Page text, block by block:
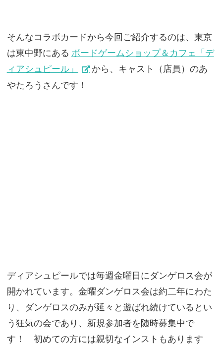
そんなコラボカードから今回ご紹介するのは、東京
は東中野にある ボードゲームショップ＆カフェ「デ
ィアシュピール」
から、キャスト（店員）のあ
やたろうさんです！
ディアシュピールでは毎週金曜日にダンゲロス会が
開かれています。金曜ダンゲロス会は約二年にわた
り、ダンゲロスのみが延々と遊ばれ続けているとい
う狂気の会であり、新規参加者を随時募集中で
す！ 初めての方には親切なインストもあります